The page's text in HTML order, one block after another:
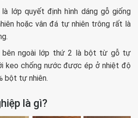
lớp quyết định hình dáng gỗ giống
hoặc vân đá tự nhiên trông rất là
bên ngoài lớp thứ 2 là bột từ gỗ tự
keo chống nước được ép ở nhiệt độ
bột tự nhiên.
là gì?